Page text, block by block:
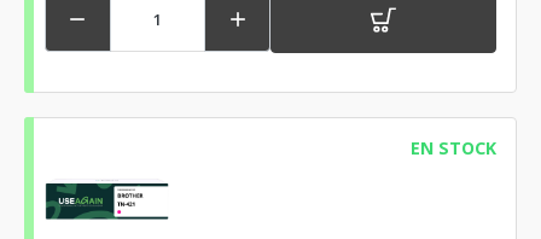
 
EN STOCK